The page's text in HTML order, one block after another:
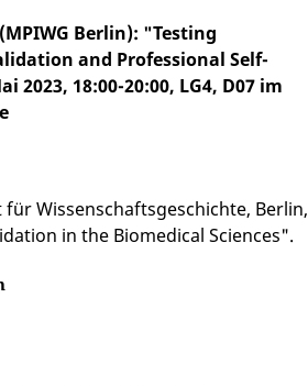
Berlin): "Testing
and Professional Self-
18:00-20:00, LG4, D07 im
Wissenschaftsgeschichte, Berlin,
in the Biomedical Sciences".